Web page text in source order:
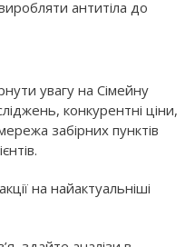
антитіла до
увагу на Сімейну
конкурентні ціни,
забірних пунктів
на найактуальніші